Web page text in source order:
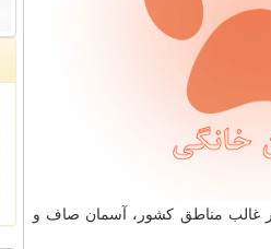
غالب مناطق كشور، آسمان صاف و